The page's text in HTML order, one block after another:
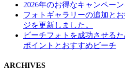
2026年のお得なキャンペー
フォトギャラリーの追加と
ジを更新しました。
ビーチフォトを成功させる
ポイントとおすすめビーチ
ARCHIVES